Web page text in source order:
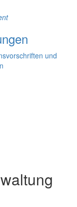
und